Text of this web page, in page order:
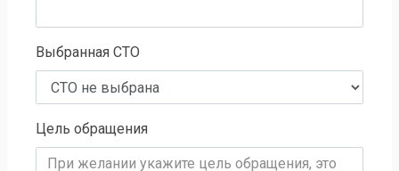
Выбранная СТО
Цель обращения